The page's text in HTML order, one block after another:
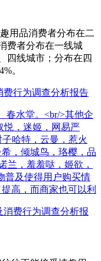
用品消费者分布在二
费者分布在一线城
四线城市；分布在四
。
费行为调查分析报告
春水堂。<br/>其他企
悦，迷姬，网易严
哈特，云曼，惹火
，倾城鸟，珞樱，品
兰，羞羞哒，姬欲，
普及使得用户购买情
高，而商家也可以利